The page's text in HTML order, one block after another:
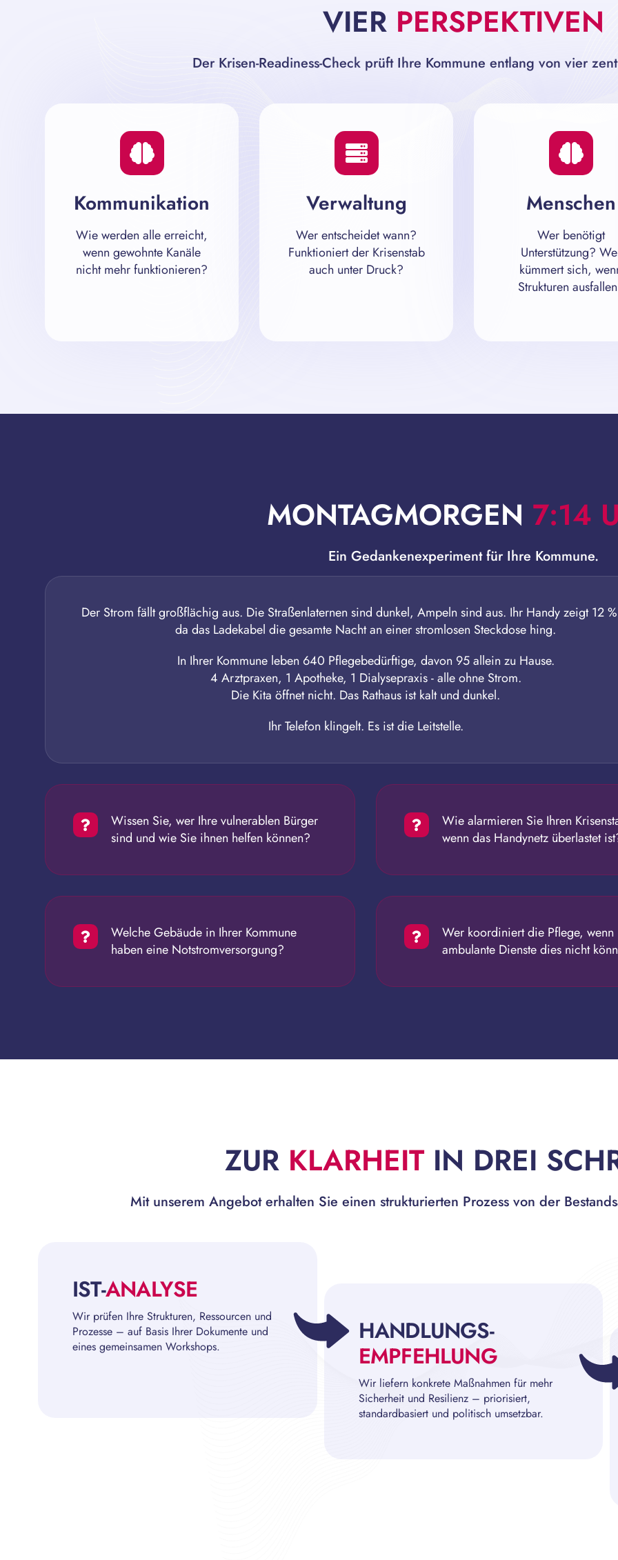
VIER PERSPEKTIVEN
Der Krisen-Readiness-Check prüft Ihre Kommune entlang von vier
Kommunikation
Wie werden alle erreicht,
wenn gewohnte Kanäle
nicht mehr funktionieren?
Verwaltung
Wer entscheidet wann?
Funktioniert der Krisenstab
auch unter Druck?
Menschen
Wer benötigt
Unterstützung?
kümmert sich,
Strukturen
MONTAGMORGEN 7:14
Ein Gedankenexperiment für Ihre Kommune.
Der Strom fällt großflächig aus. Die Straßenlaternen sind dunkel, Ampeln sind aus. Ihr Handy zeigt 12
da das Ladekabel die gesamte Nacht an einer stromlosen Steckdose hing.
In Ihrer Kommune leben 640 Pflegebedürftige, davon 95 allein zu Hause.
4 Arztpraxen, 1 Apotheke, 1 Dialysepraxis - alle ohne Strom.
Die Kita öffnet nicht. Das Rathaus ist kalt und dunkel.
Ihr Telefon klingelt. Es ist die Leitstelle.
Wissen Sie, wer Ihre vulnerablen Bürger
sind und wie Sie ihnen helfen können?
Wie alarmieren Sie Ihren
wenn das Handynetz überlastet
Welche Gebäude in Ihrer Kommune
haben eine Notstromversorgung?
Wer koordiniert die Pflege, wenn
ambulante Dienste dies nicht
ZUR KLARHEITIN DREI
Mit unserem Angebot erhalten Sie einen strukturierten Prozess von der
IST-ANALYSE
Wir prüfen Ihre Strukturen, Ressourcen und
Prozesse – auf Basis Ihrer Dokumente und
eines gemeinsamen Workshops.
HANDLUNGS-
EMPFEHLUNG
Wir liefern konkrete Maßnahmen für mehr
Sicherheit und Resilienz – priorisiert,
standardbasiert und politisch umsetzbar.